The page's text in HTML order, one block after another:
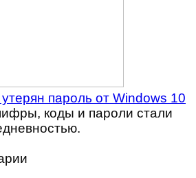
пароль от Windows 10
коды и пароли стали